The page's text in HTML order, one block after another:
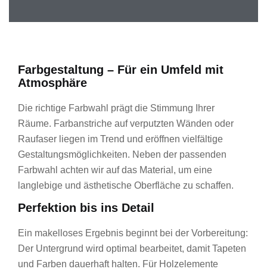
Farbgestaltung – Für ein Umfeld mit
Atmosphäre
Die richtige Farbwahl prägt die Stimmung Ihrer
Räume. Farbanstriche auf verputzten Wänden oder
Raufaser liegen im Trend und eröffnen vielfältige
Gestaltungsmöglichkeiten. Neben der passenden
Farbwahl achten wir auf das Material, um eine
langlebige und ästhetische Oberfläche zu schaffen.
Perfektion bis ins Detail
Ein makelloses Ergebnis beginnt bei der Vorbereitung:
Der Untergrund wird optimal bearbeitet, damit Tapeten
und Farben dauerhaft halten. Für Holzelemente